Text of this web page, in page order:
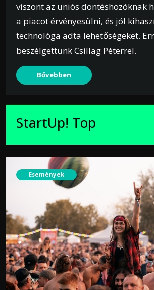
viszont az uniós döntéshozóknak
a piacot érvényesülni, és jól
technológa adta lehetőségeket.
beszélgettünk Csillag Péterrel.
Bővebben
StartUp! Top
Események